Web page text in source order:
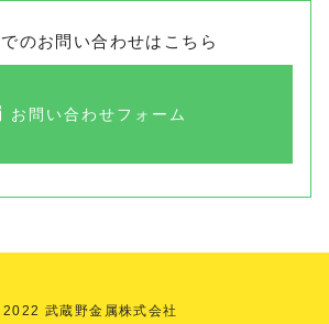
でのお問い合わせはこちら
お問い合わせフォーム
武蔵野金属株式会社